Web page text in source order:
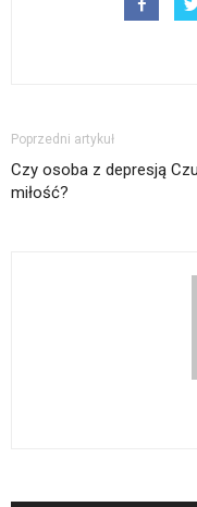
Poprzedni artykuł
Czy osoba z depresją
miłość?